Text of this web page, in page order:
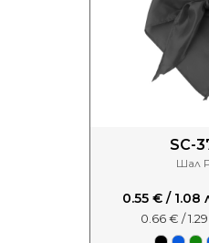
SC-
Шал
0.55 € /
0.66 € /